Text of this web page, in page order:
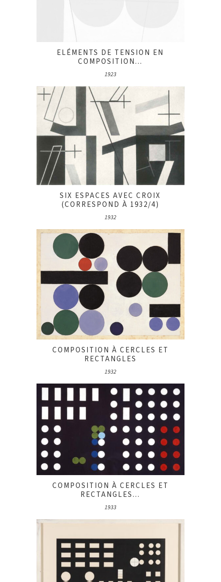
ELÉMENTS DE TENSION EN
COMPOSITION...
1923
SIX ESPACES AVEC CROIX
(CORRESPOND À 1932/4)
1932
COMPOSITION À CERCLES ET
RECTANGLES
1932
COMPOSITION À CERCLES ET
RECTANGLES...
1933